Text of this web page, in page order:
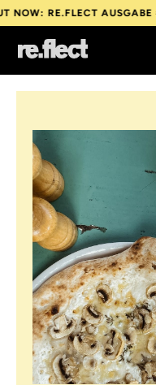
RE.FLECT AUSGABE #120
RE.FLECT AUSGABE #120